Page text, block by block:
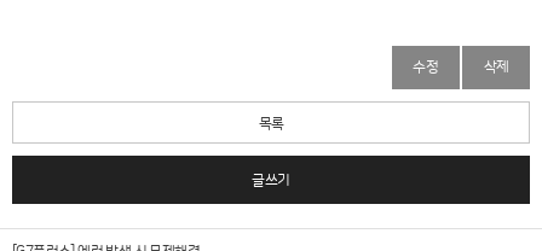
수정 삭제
목록
글쓰기